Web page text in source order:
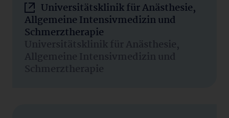
Universitätsklinik für Anästhesie,
Allgemeine Intensivmedizin und
Schmerztherapie
Universitätsklinik für Anästhesie,
Allgemeine Intensivmedizin und
Schmerztherapie